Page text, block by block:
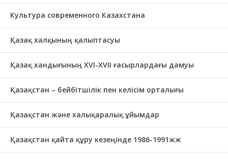
Культура современного Казахстана
Қазақ халқының қалыптасуы
Қазақ хандығының XVI-XVII ғасырлардағы дамуы
Қазақстан – бейбітшілік пен келісім орталығы
Қазақстан және халықаралық ұйымдар
Қазақстан қайта құру кезеңінде 1986-1991жж